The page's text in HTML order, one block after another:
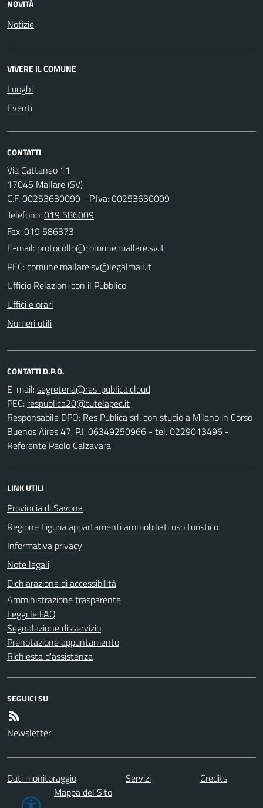
NOVITÀ
Notizie
VIVERE IL COMUNE
Luoghi
Eventi
CONTATTI
Via Cattaneo 11
17045 Mallare (SV)
C.F. 00253630099 - P.Iva: 00253630099
Telefono:019 586009
Fax: 019 586373
E-mail:
PEC:
Ufficio Relazioni con il Pubblico
Uffici e orari
Numeri utili
CONTATTI D.P.O.
E-mail:
PEC:
Responsabile DPO: Res Publica srl. con studio a Milano in Corso
Buenos Aires 47, P.I. 06349250966 - tel. 0229013496 -
Referente Paolo Calzavara
LINK UTILI
Provincia di Savona
Regione Liguria appartamenti ammobiliati uso turistico
Informativa privacy
Note legali
Dichiarazione di accessibilità
Amministrazione trasparente
Leggi le FAQ
Segnalazione disservizio
Prenotazione appuntamento
Richiesta d'assistenza
SEGUICI SU
Newsletter
Dati monitoraggio Servizi
Credits
Mappa del Sito